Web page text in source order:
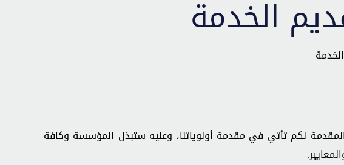
الخدمة
لكم تأتي في مقدمة أولوياتنا، وعليه ستبذل المؤسسة وكافة